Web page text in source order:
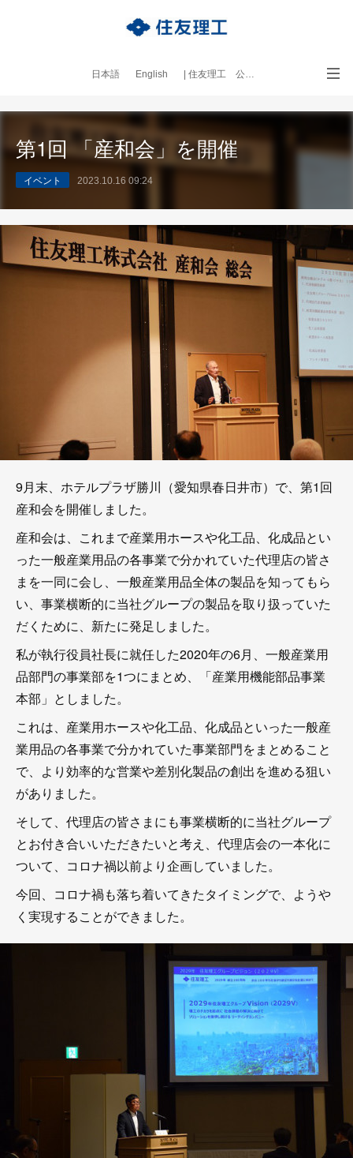
日本語 English | 住友理工 公式サイト
｜本ブログについて
第1回 「産和会」を開催
イベント 2023.10.16 09:24
9月末、ホテルプラザ勝川（愛知県春日井市）で、第1回
産和会を開催しました。
産和会は、これまで産業用ホースや化工品、化成品とい
った一般産業用品の各事業で分かれていた代理店の皆さ
まを一同に会し、一般産業用品全体の製品を知ってもら
い、事業横断的に当社グループの製品を取り扱っていた
だくために、新たに発足しました。
私が執行役員社長に就任した2020年の6月、一般産業用
品部門の事業部を1つにまとめ、「産業用機能部品事業
本部」としました。
これは、産業用ホースや化工品、化成品といった一般産
業用品の各事業で分かれていた事業部門をまとめること
で、より効率的な営業や差別化製品の創出を進める狙い
がありました。
そして、代理店の皆さまにも事業横断的に当社グループ
とお付き合いいただきたいと考え、代理店会の一本化に
ついて、コロナ禍以前より企画していました。
今回、コロナ禍も落ち着いてきたタイミングで、ようや
く実現することができました。